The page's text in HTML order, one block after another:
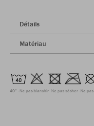
Détails
Matériau
40° Ne pas blanchir Ne pas sécher Ne